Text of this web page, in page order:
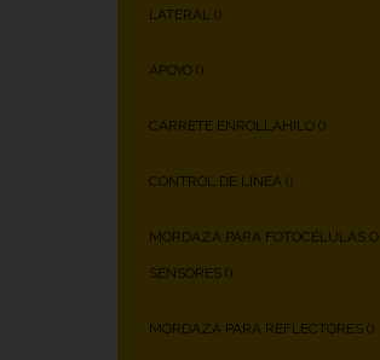
LATERAL ()
APOYO ()
CARRETE ENROLLAHILO ()
CONTROL DE LÍNEA ()
MORDAZA PARA FOTOCÉLULAS O
SENSORES ()
MORDAZA PARA REFLECTORES ()